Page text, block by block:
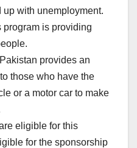
up with unemployment.
program is providing
provides an
those who have the
or a motor car to make
eligible for this
for the sponsorship